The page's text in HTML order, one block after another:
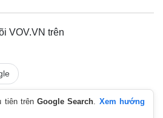
VOV.VN trên
tiên trênGoogle Search. Xem hướng